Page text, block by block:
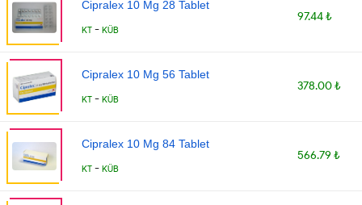
Cipralex 10 Mg 28 Tablet
KT - KÜB
97.44 ₺
Cipralex 10 Mg 56 Tablet
KT - KÜB
378.00 ₺
Cipralex 10 Mg 84 Tablet
KT - KÜB
566.79 ₺